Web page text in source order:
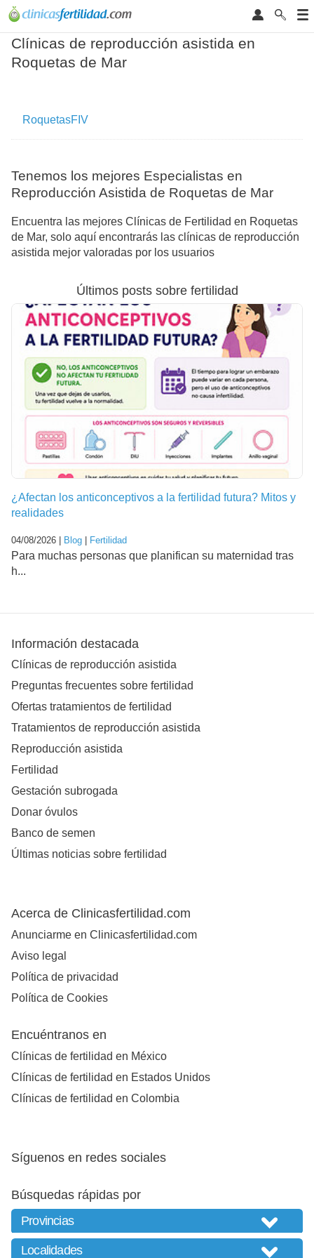
Clínicas de reproducción asistida en
Roquetas de Mar
RoquetasFIV
Tenemos los mejores Especialistas en
Reproducción Asistida de Roquetas de Mar
Encuentra las mejores Clínicas de Fertilidad en Roquetas
de Mar, solo aquí encontrarás las clínicas de reproducción
asistida mejor valoradas por los usuarios
Últimos posts sobre fertilidad
¿Afectan los anticonceptivos a la fertilidad futura? Mitos y
realidades
04/08/2026 | Blog | Fertilidad
Para muchas personas que planifican su maternidad tras
h...
Información destacada
Clínicas de reproducción asistida
Preguntas frecuentes sobre fertilidad
Ofertas tratamientos de fertilidad
Tratamientos de reproducción asistida
Reproducción asistida
Fertilidad
Gestación subrogada
Donar óvulos
Banco de semen
Últimas noticias sobre fertilidad
Acerca de Clinicasfertilidad.com
Anunciarme en Clinicasfertilidad.com
Aviso legal
Política de privacidad
Política de Cookies
Encuéntranos en
Clínicas de fertilidad en México
Clínicas de fertilidad en Estados Unidos
Clínicas de fertilidad en Colombia
Síguenos en redes sociales
Búsquedas rápidas por